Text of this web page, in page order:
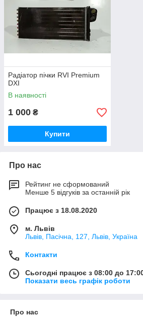
Радіатор пічки RVI Premium
DXI
В наявності
1 000 ₴
Купити
Про нас
Рейтинг не сформований
Менше 5 відгуків за останній рік
Працює з 18.08.2020
м. Львів
Львів, Пасічна, 127, Львів, Україна
Контакти
Сьогодні працює з 08:00 до
Показати весь графік роботи
Про нас